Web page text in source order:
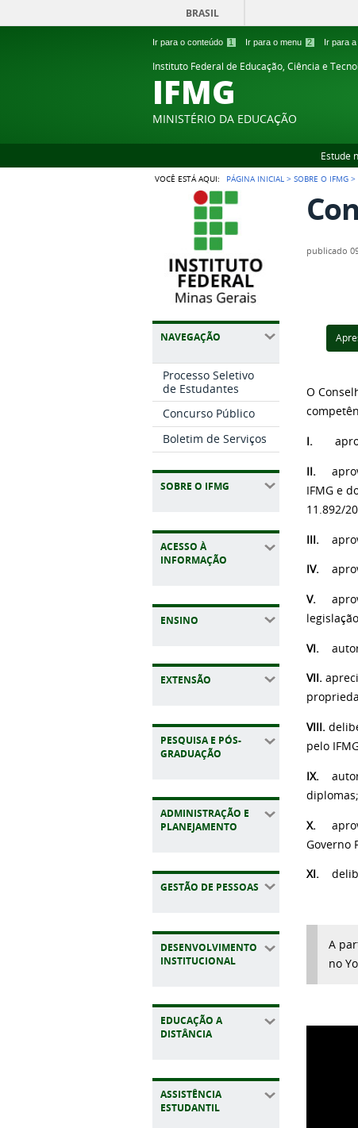
Ir para o conteúdo 1 Ir para o menu 2 Ir para
BRASIL
Instituto Federal de Educação, Ciência e
IFMG
MINISTÉRIO DA EDUCAÇÃO
Estude
VOCÊ ESTÁ AQUI: PÁGINA INICIAL >SOBRE O IFMG >
NAVEGAÇÃO
Processo Seletivo
de Estudantes
Concurso Público
Boletim de Serviços
SOBRE O IFMG
ACESSO À
INFORMAÇÃO
ENSINO
EXTENSÃO
PESQUISA E PÓS-
GRADUAÇÃO
ADMINISTRAÇÃO E
PLANEJAMENTO
GESTÃO DE PESSOAS
DESENVOLVIMENTO
INSTITUCIONAL
EDUCAÇÃO A
DISTÂNCIA
ASSISTÊNCIA
ESTUDANTIL
publicado
O
I.
II.
IFMG e
11.892/
III.
IV.
V.
VI.
VII.
VIII.
pelo
IX.
diplomas;
X.
Governo
XI.
A
no